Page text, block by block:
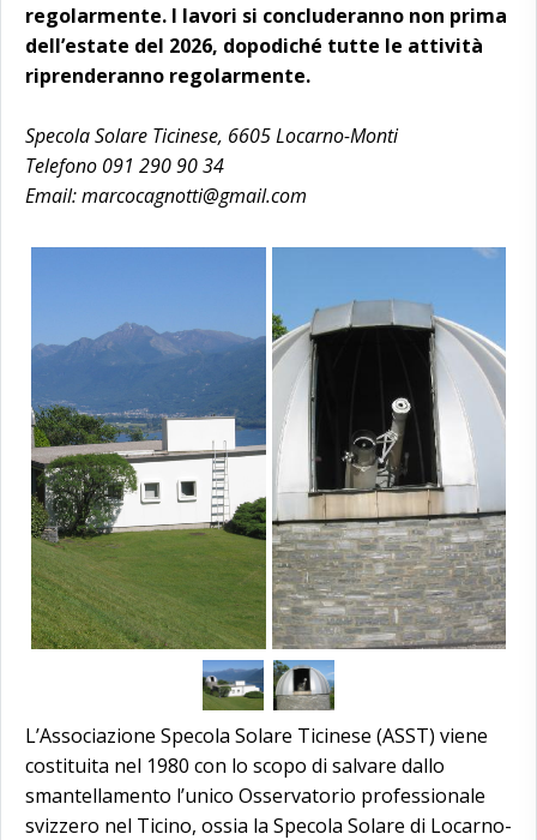
regolarmente. I lavori si concluderanno non prima
dell’estate del 2026, dopodiché tutte le attività
riprenderanno regolarmente.
Specola Solare Ticinese, 6605 Locarno-Monti
Telefono 091 290 90 34
Email: marcocagnotti@gmail.com
L’Associazione Specola Solare Ticinese (ASST) viene
costituita nel 1980 con lo scopo di salvare dallo
smantellamento l’unico Osservatorio professionale
svizzero nel Ticino, ossia la Specola Solare di Locarno-